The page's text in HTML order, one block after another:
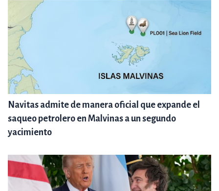
Navitas admite de manera oficial que expande el
saqueo petrolero en Malvinas a un segundo
yacimiento